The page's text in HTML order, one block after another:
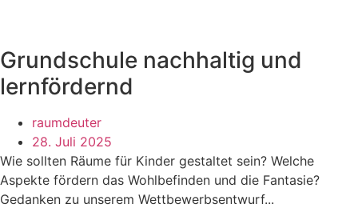
Grundschule nachhaltig und
lernfördernd
raumdeuter
28. Juli 2025
Wie sollten Räume für Kinder gestaltet sein? Welche
Aspekte fördern das Wohlbefinden und die Fantasie?
Gedanken zu unserem Wettbewerbsentwurf...